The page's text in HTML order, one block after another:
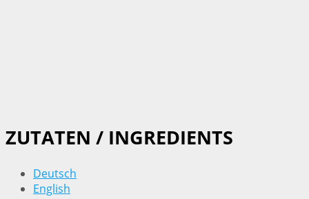
ZUTATEN / INGREDIENTS
Deutsch
English